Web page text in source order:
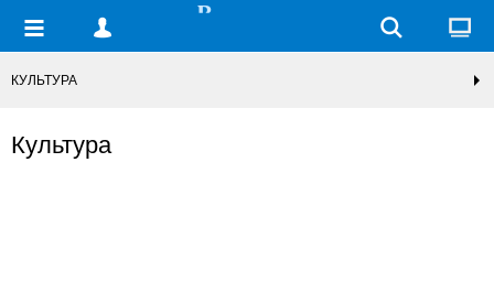
КУЛЬТУРА
Культура